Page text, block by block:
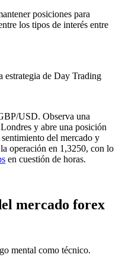
posiciones para
los tipos de interés entre
estrategia de Day Trading
USD. Observa una
y abre una posición
del mercado y
operación en 1,3250, con lo
en cuestión de horas.
mercado forex
mental como técnico.